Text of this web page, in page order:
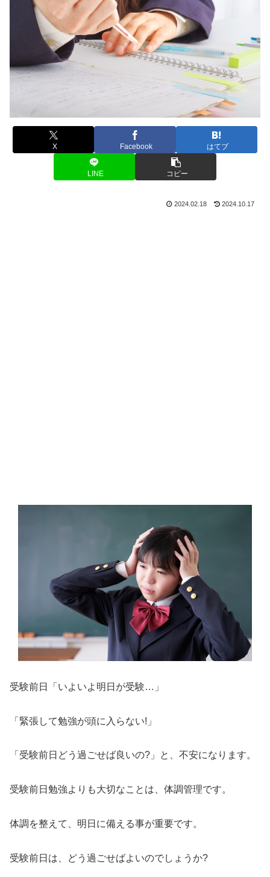
X Facebook はてブ
LINE コピー
2024.02.18 2024.10.17
受験前日「いよいよ明日が受験…」
「緊張して勉強が頭に入らない!」
「受験前日どう過ごせば良いの?」と、不安になります。
受験前日勉強よりも大切なことは、体調管理です。
体調を整えて、明日に備える事が重要です。
受験前日は、どう過ごせばよいのでしょうか?